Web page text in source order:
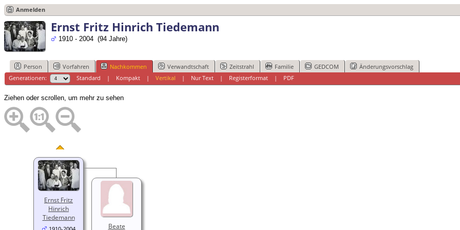
Anmelden
Ernst Fritz Hinrich Tiedemann
1910 - 2004 (94 Jahre)
Person Vorfahren Nachkommen Verwandtschaft Zeitstrahl Familie GEDCOM
Änderungsvorschlag
Generationen:
Standard | Kompakt| Vertikal | Nur Text| Registerformat| PDF
Ziehen oder scrollen, um mehr zu sehen
Ernst Fritz
Hinrich
Tiedemann
Beate